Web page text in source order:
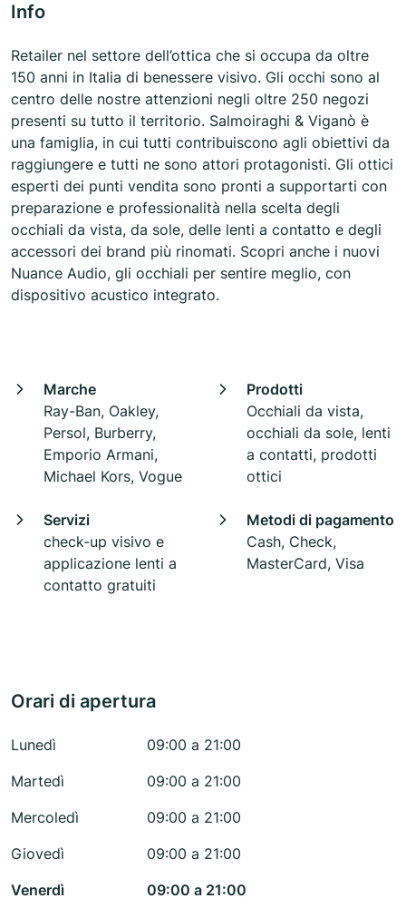
Info
Retailer nel settore dell’ottica che si occupa da oltre
150 anni in Italia di benessere visivo. Gli occhi sono al
centro delle nostre attenzioni negli oltre 250 negozi
presenti su tutto il territorio. Salmoiraghi & Viganò è
una famiglia, in cui tutti contribuiscono agli obiettivi da
raggiungere e tutti ne sono attori protagonisti. Gli ottici
esperti dei punti vendita sono pronti a supportarti con
preparazione e professionalità nella scelta degli
occhiali da vista, da sole, delle lenti a contatto e degli
accessori dei brand più rinomati. Scopri anche i nuovi
Nuance Audio, gli occhiali per sentire meglio, con
dispositivo acustico integrato.
Marche
Ray-Ban, Oakley,
Persol, Burberry,
Emporio Armani,
Michael Kors, Vogue
Prodotti
Occhiali da vista,
occhiali da sole, lenti
a contatti, prodotti
ottici
Servizi
check-up visivo e
applicazione lenti a
contatto gratuiti
Metodi di pagamento
Cash, Check,
MasterCard, Visa
Orari di apertura
Lunedì
09:00 a 21:00
Martedì
09:00 a 21:00
Mercoledì
09:00 a 21:00
Giovedì
09:00 a 21:00
Venerdì
09:00 a 21:00